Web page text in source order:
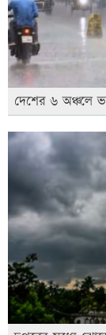
দেশের ৬ অঞ্চলে